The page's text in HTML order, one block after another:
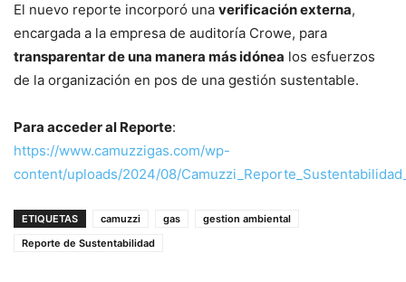
El nuevo reporte incorporó una verificación externa,
encargada a la empresa de auditoría Crowe, para
transparentar de una manera más idónea los esfuerzos
de la organización en pos de una gestión sustentable.
Para acceder al Reporte:
https://www.camuzzigas.com/wp-
content/uploads/2024/08/
ETIQUETAS camuzzi gas
gestion ambiental
Reporte de Sustentabilidad